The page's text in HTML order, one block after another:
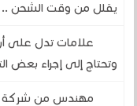
يقلل من وقت الشحن ..
علامات تدل على
وتحتاج إلى إجراء بعض
مهندس من شركة